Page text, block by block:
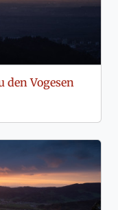
den Vogesen